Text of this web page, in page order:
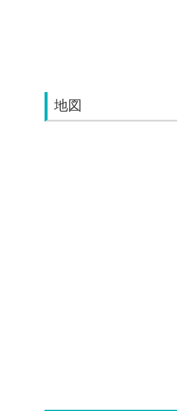
地図